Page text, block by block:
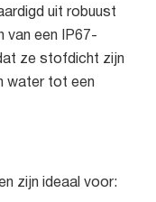
uit robuust
van een IP67-
ze stofdicht zijn
water tot een
zijn ideaal voor: